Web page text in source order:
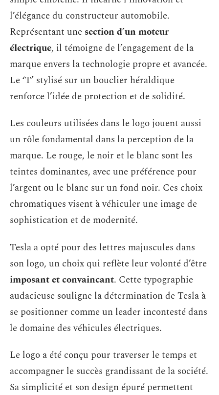
l’élégance du constructeur automobile.
Représentant une section d’un moteur
électrique, il témoigne de l’engagement de la
marque envers la technologie propre et avancée.
Le ‘T’ stylisé sur un bouclier héraldique
renforce l’idée de protection et de solidité.
Les couleurs utilisées dans le logo jouent aussi
un rôle fondamental dans la perception de la
marque. Le rouge, le noir et le blanc sont les
teintes dominantes, avec une préférence pour
l’argent ou le blanc sur un fond noir. Ces choix
chromatiques visent à véhiculer une image de
sophistication et de modernité.
Tesla a opté pour des lettres majuscules dans
son logo, un choix qui reflète leur volonté d’être
imposant et convaincant. Cette typographie
audacieuse souligne la détermination de Tesla à
se positionner comme un leader incontesté dans
le domaine des véhicules électriques.
Le logo a été conçu pour traverser le temps et
accompagner le succès grandissant de la société.
Sa simplicité et son design épuré permettent